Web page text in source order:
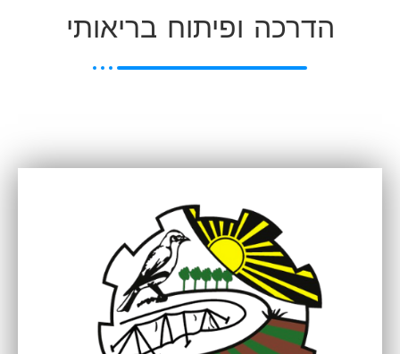
ופיתוח בריאותי